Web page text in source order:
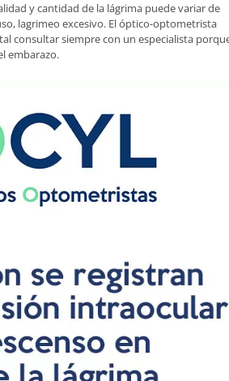
y cantidad de la lágrima puede variar de
lagrimeo excesivo. El óptico-optometrista
consultar siempre con un especialista
embarazo.